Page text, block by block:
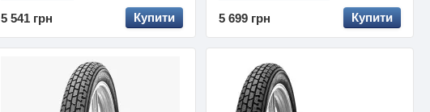
5 541 грн Купити 5 699 грн Купити